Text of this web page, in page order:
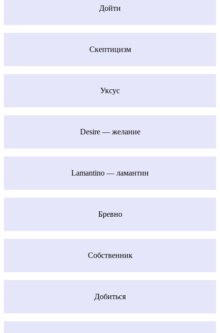
Дойти
Скептицизм
Уксус
Desire — желание
Lamantino — ламантин
Бревно
Собственник
Добиться